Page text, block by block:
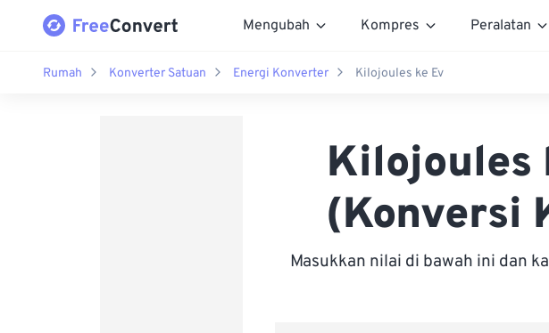
Mengubah Kompres Peralatan
Rumah Konverter Satuan Energi Konverter Kilojoules ke Ev
Kilojoules
(Konversi
Masukkan nilai di bawah ini dan